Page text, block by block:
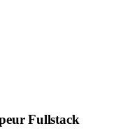
Fullstack